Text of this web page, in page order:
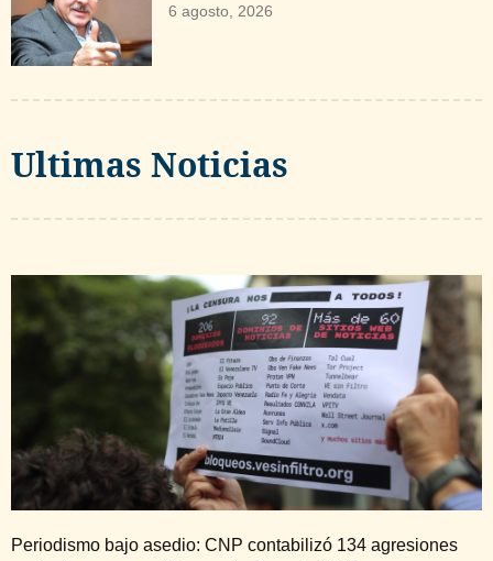
6 agosto, 2026
Ultimas Noticias
Periodismo bajo asedio: CNP contabilizó 134 agresiones